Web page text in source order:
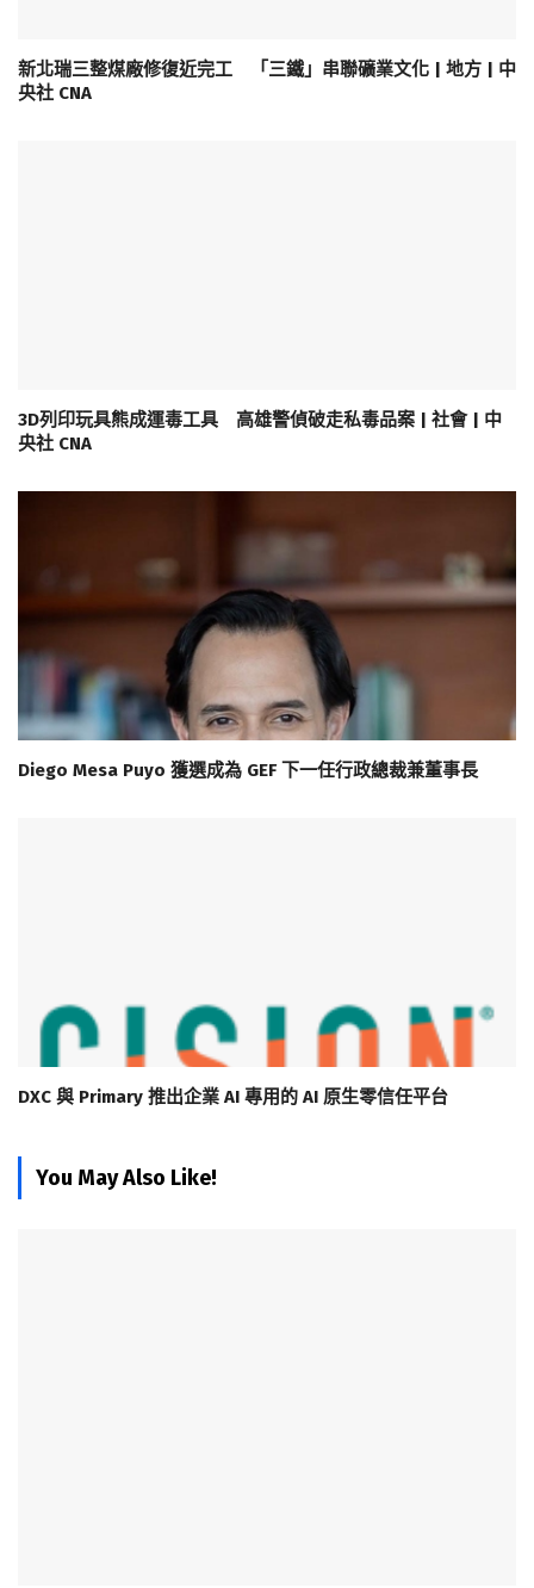
新北瑞三整煤廠修復近完工 「三鐵」串聯礦業文化 | 地方 | 中
央社 CNA
3D列印玩具熊成運毒工具 高雄警偵破走私毒品案 | 社會 | 中
央社 CNA
Diego Mesa Puyo 獲選成為 GEF 下一任行政總裁兼董事長
DXC 與 Primary 推出企業 AI 專用的 AI 原生零信任平台
You May Also Like!